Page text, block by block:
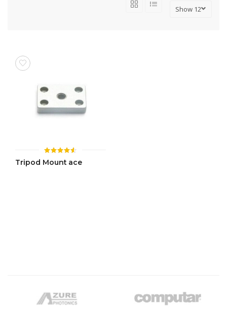
ให้คะแนน
4.56
Tripod Mount ace